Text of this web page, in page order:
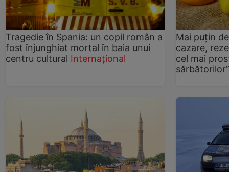
Tragedie în Spania: un copil român a
fost înjunghiat mortal în baia unui
centru cultural Internațional
Mai puțin
cazare,
cel mai